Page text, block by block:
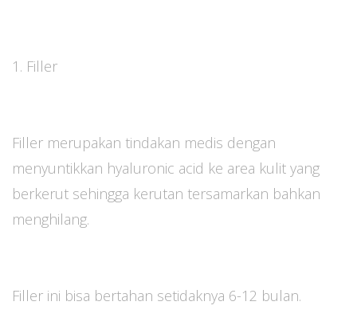
1. Filler
Filler merupakan tindakan medis dengan
menyuntikkan hyaluronic acid ke area kulit yang
berkerut sehingga kerutan tersamarkan bahkan
menghilang.
Filler ini bisa bertahan setidaknya 6-12 bulan.